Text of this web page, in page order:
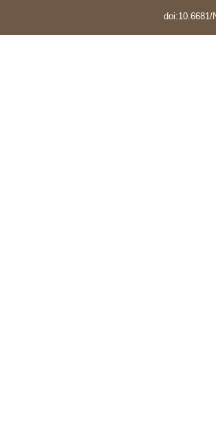
doi:10.6681/